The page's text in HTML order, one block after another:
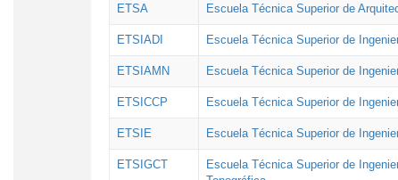
ETSA Escuela Técnica Superior de
ETSIADI Escuela Técnica Superior de
ETSIAMN Escuela Técnica Superior de
ETSICCP Escuela Técnica Superior de
ETSIE Escuela Técnica Superior de
ETSIGCT
Escuela Técnica Superior de